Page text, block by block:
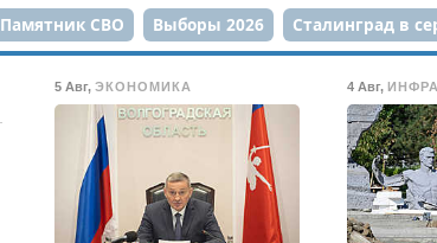
Памятник СВО Выборы 2026 Сталинград в
80-
5 Авг,ЭКОНОМИКА 4 Авг,